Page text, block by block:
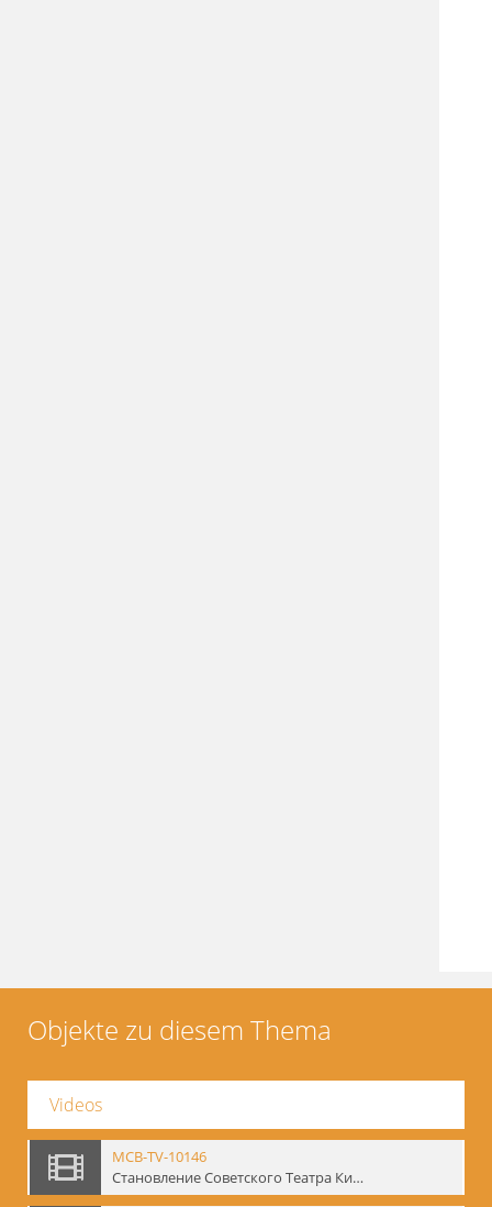
Objekte zu diesem Thema
Videos
MCB-TV-10146
Становление Советского Театра Кино - свидетельства эпохи 1920-1936 / Entstehung des sowjetischen Theaters – kinematografische Zeugnisse 1920-1936 - Interne Signatur: BM-vid-96